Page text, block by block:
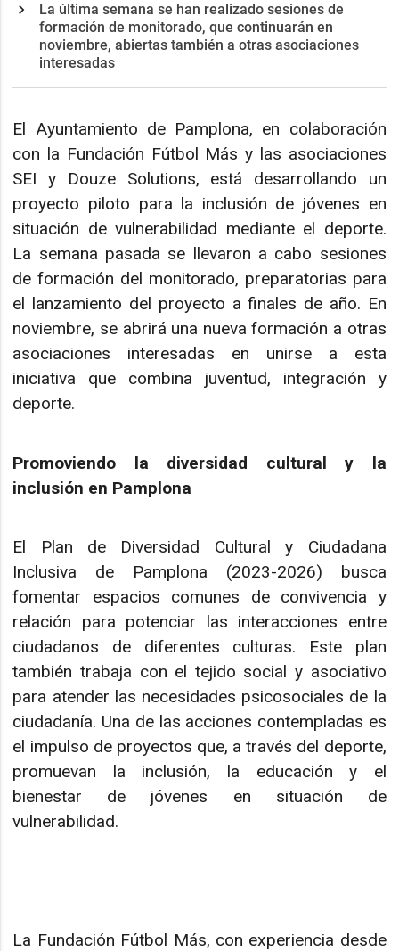
La última semana se han realizado sesiones de
formación de monitorado, que continuarán en
noviembre, abiertas también a otras asociaciones
interesadas
El Ayuntamiento de Pamplona, en colaboración
con la Fundación Fútbol Más y las asociaciones
SEI y Douze Solutions, está desarrollando un
proyecto piloto para la inclusión de jóvenes en
situación de vulnerabilidad mediante el deporte.
La semana pasada se llevaron a cabo sesiones
de formación del monitorado, preparatorias para
el lanzamiento del proyecto a finales de año. En
noviembre, se abrirá una nueva formación a otras
asociaciones interesadas en unirse a esta
iniciativa que combina juventud, integración y
deporte.
Promoviendo la diversidad cultural y la
inclusión en Pamplona
El Plan de Diversidad Cultural y Ciudadana
Inclusiva de Pamplona (2023-2026) busca
fomentar espacios comunes de convivencia y
relación para potenciar las interacciones entre
ciudadanos de diferentes culturas. Este plan
también trabaja con el tejido social y asociativo
para atender las necesidades psicosociales de la
ciudadanía. Una de las acciones contempladas es
el impulso de proyectos que, a través del deporte,
promuevan la inclusión, la educación y el
bienestar de jóvenes en situación de
vulnerabilidad.
La Fundación Fútbol Más, con experiencia desde